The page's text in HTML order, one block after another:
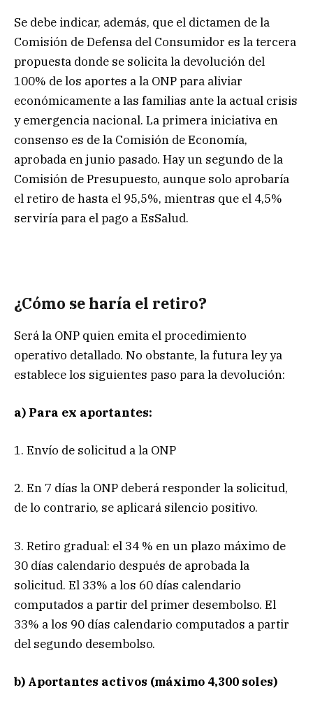
Se debe indicar, además, que el dictamen de la
Comisión de Defensa del Consumidor es la tercera
propuesta donde se solicita la devolución del
100% de los aportes a la ONP para aliviar
económicamente a las familias ante la actual crisis
y emergencia nacional. La primera iniciativa en
consenso es de la Comisión de Economía,
aprobada en junio pasado. Hay un segundo de la
Comisión de Presupuesto, aunque solo aprobaría
el retiro de hasta el 95,5%, mientras que el 4,5%
serviría para el pago a EsSalud.
¿Cómo se haría el retiro?
Será la ONP quien emita el procedimiento
operativo detallado. No obstante, la futura ley ya
establece los siguientes paso para la devolución:
a) Para ex aportantes:
1. Envío de solicitud a la ONP
2. En 7 días la ONP deberá responder la solicitud,
de lo contrario, se aplicará silencio positivo.
3. Retiro gradual: el 34 % en un plazo máximo de
30 días calendario después de aprobada la
solicitud. El 33% a los 60 días calendario
computados a partir del primer desembolso. El
33% a los 90 días calendario computados a partir
del segundo desembolso.
b) Aportantes activos (máximo 4,300 soles)